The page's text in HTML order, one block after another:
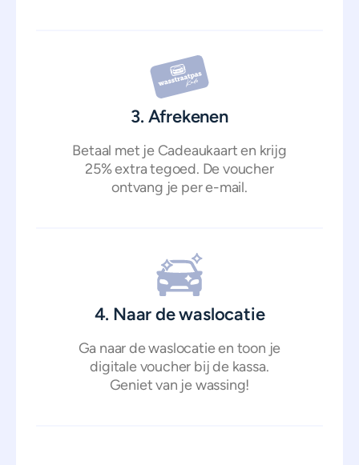
3. Afrekenen
Betaal met je Cadeaukaart en krijg
25% extra tegoed. De voucher
ontvang je per e-mail.
4. Naar de waslocatie
Ga naar de waslocatie en toon je
digitale voucher bij de kassa.
Geniet van je wassing!